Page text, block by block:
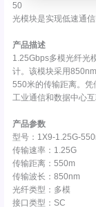
50
光模块是实现低速通
产品描述
1.25Gbps多模光纤光
计。该模块采用
550米的传输距离。凭
工业通信和数据中心互
产品参数
型号：1X9-1.25G-
传输速率：1.25G
传输距离：550m
传输波长：850nm
光纤类型：多模
接口类型：SC